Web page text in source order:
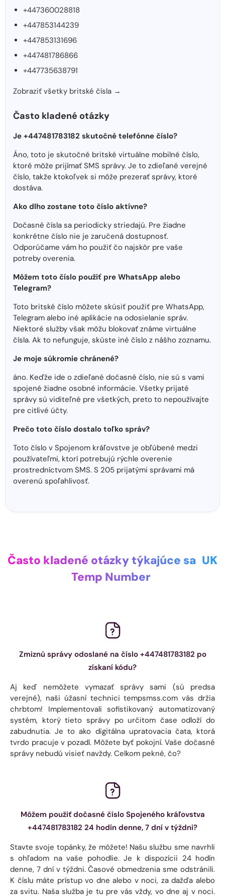
+447360028818
+447853144239
+447853131696
+447481786866
+447735638791
Zobraziť všetky britské čísla →
Často kladené otázky
Je +447481783182 skutočné telefónne číslo?
Áno, toto je skutočné britské virtuálne mobilné číslo,
ktoré môže prijímať SMS správy. Je to zdieľané verejné
číslo, takže ktokoľvek si môže prezerať správy, ktoré
dostáva.
Ako dlho zostane toto číslo aktívne?
Dočasné čísla sa periodicky striedajú. Pre žiadne
konkrétne číslo nie je zaručená dostupnosť.
Odporúčame vám ho použiť čo najskôr pre vaše
potreby overenia.
Môžem toto číslo použiť pre WhatsApp alebo
Telegram?
Toto britské číslo môžete skúsiť použiť pre WhatsApp,
Telegram alebo iné aplikácie na odosielanie správ.
Niektoré služby však môžu blokovať známe virtuálne
čísla. Ak to nefunguje, skúste iné číslo z nášho zoznamu.
Je moje súkromie chránené?
áno. Keďže ide o zdieľané dočasné číslo, nie sú s vami
spojené žiadne osobné informácie. Všetky prijaté
správy sú viditeľné pre všetkých, preto to nepoužívajte
pre citlivé účty.
Prečo toto číslo dostalo toľko správ?
Toto číslo v Spojenom kráľovstve je obľúbené medzi
používateľmi, ktorí potrebujú rýchle overenie
prostredníctvom SMS. S 205 prijatými správami má
overenú spoľahlivosť.
Často kladené otázky týkajúce sa UK
Temp Number
Zmiznú správy odoslané na číslo +447481783182 po
získaní kódu?
Aj keď nemôžete vymazať správy sami (sú predsa
verejné), naši úžasní technici tempsmss.com vás držia
chrbtom! Implementovali sofistikovaný automatizovaný
systém, ktorý tieto správy po určitom čase odloží do
zabudnutia. Je to ako digitálna upratovacia čata, ktorá
tvrdo pracuje v pozadí. Môžete byť pokojní. Vaše dočasné
správy nebudú visieť navždy. Celkom pekné, čo?
Môžem použiť dočasné číslo Spojeného kráľovstva
+447481783182 24 hodín denne, 7 dní v týždni?
Stavte svoje topánky, že môžete! Našu službu sme navrhli
s ohľadom na vaše pohodlie. Je k dispozícii 24 hodín
denne, 7 dní v týždni. Časové obmedzenia sme odstránili.
K číslu máte prístup vo dne alebo v noci, za dažďa alebo
za svitu. Naša služba je tu pre vás vždy, vo dne aj v noci.